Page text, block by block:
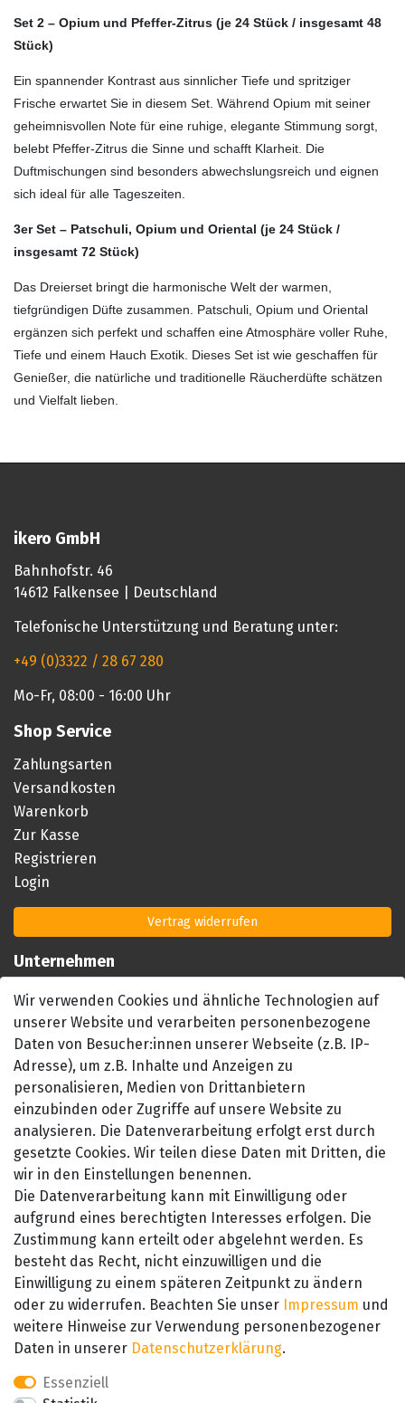
Set 2 – Opium und Pfeffer-Zitrus (je 24 Stück / insgesamt 48
Stück)
Ein spannender Kontrast aus sinnlicher Tiefe und spritziger
Frische erwartet Sie in diesem Set. Während Opium mit seiner
geheimnisvollen Note für eine ruhige, elegante Stimmung sorgt,
belebt Pfeffer-Zitrus die Sinne und schafft Klarheit. Die
Duftmischungen sind besonders abwechslungsreich und eignen
sich ideal für alle Tageszeiten.
3er Set – Patschuli, Opium und Oriental (je 24 Stück /
insgesamt 72 Stück)
Das Dreierset bringt die harmonische Welt der warmen,
tiefgründigen Düfte zusammen. Patschuli, Opium und Oriental
ergänzen sich perfekt und schaffen eine Atmosphäre voller Ruhe,
Tiefe und einem Hauch Exotik. Dieses Set ist wie geschaffen für
Genießer, die natürliche und traditionelle Räucherdüfte schätzen
und Vielfalt lieben.
ikero GmbH
Bahnhofstr. 46
14612 Falkensee | Deutschland
Telefonische Unterstützung und Beratung unter:
+49 (0)3322 / 28 67 280
Mo-Fr, 08:00 - 16:00 Uhr
Shop Service
Zahlungsarten
Versandkosten
Warenkorb
Zur Kasse
Registrieren
Login
Vertrag widerrufen
Unternehmen
Impressum
AGB
Datenschutzerklärung
Barrierefreiheitserklärung
Widerrufsrecht
Kontakt
SEHR GUT
4.89 / 5
aus 657 Bewertungen
bei: amazon.de,
amazon.fr, amazon.it
Wir verwenden Cookies und ähnliche Technologien auf
unserer Website und verarbeiten personenbezogene
Daten von Besucher:innen unserer Webseite (z.B. IP-
Adresse), um z.B. Inhalte und Anzeigen zu
personalisieren, Medien von Drittanbietern
einzubinden oder Zugriffe auf unsere Website zu
analysieren. Die Datenverarbeitung erfolgt erst durch
gesetzte Cookies. Wir teilen diese Daten mit Dritten, die
wir in den Einstellungen benennen.
Die Datenverarbeitung kann mit Einwilligung oder
aufgrund eines berechtigten Interesses erfolgen. Die
Zustimmung kann erteilt oder abgelehnt werden. Es
besteht das Recht, nicht einzuwilligen und die
Einwilligung zu einem späteren Zeitpunkt zu ändern
oder zu widerrufen. Beachten Sie unser Impressum und
weitere Hinweise zur Verwendung personenbezogener
Daten in unserer Daten­schutz­erklärung.
Essenziell